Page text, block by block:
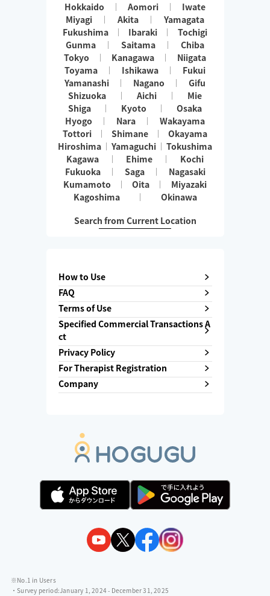
Hokkaido Aomori
Iwate
Miyagi
Akita
Yamagata
Fukushima
Ibaraki
Tochigi
Gunma
Saitama
Chiba
Tokyo
Kanagawa
Niigata
Toyama
Ishikawa
Fukui
Yamanashi
Nagano
Gifu
Shizuoka
Aichi
Mie
Shiga
Kyoto
Osaka
Hyogo
Nara
Wakayama
Tottori
Shimane
Okayama
Hiroshima
Yamaguchi
Tokushima
Kagawa
Ehime
Kochi
Fukuoka
Saga
Nagasaki
Kumamoto
Oita
Miyazaki
Kagoshima
Okinawa
Search from Current Location
How to Use
FAQ
Terms of Use
Specified Commercial Transactions A
ct
Privacy Policy
For Therapist Registration
Company
※No.1 in Users
・Survey period:January 1, 2024 - December 31, 2025